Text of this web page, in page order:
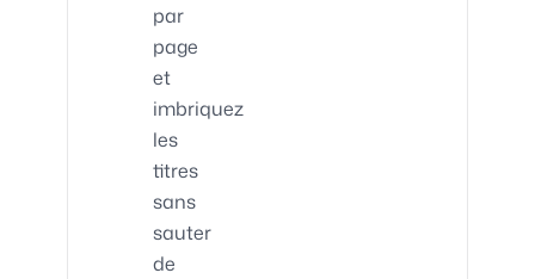
par
page
et
imbriquez
les
titres
sans
sauter
de